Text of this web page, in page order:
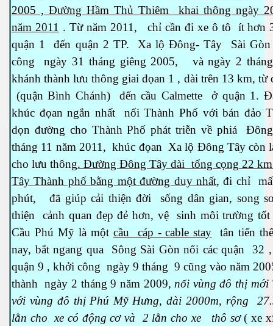
2005 , Đường Hầm Thủ Thiêm khai thông ngày
năm 2011 . Từ năm 2011, chỉ cần đi xe ô tô ít hơn
quận 1 đến quận 2 TP. Xa lộ Đông- Tây Sài Gòn
công ngày 31 tháng giêng 2005, và ngày 2
khánh thành lưu thông giai đọan 1 , dài trên 13 km, từ
(quận Bình Chánh) đến cầu Calmette ở quận 1.
khúc đọan ngắn nhất nối Thành Phố với bán đảo
dọn đường cho Thành Phố phát triễn về phiá
tháng 11 năm 2011, khúc đọan Xa lộ Đông Tây còn
cho lưu thông. Đường Đông Tây dài tổng cọng 22
Tây Thành phố bằng một đường duy nhất, đi chỉ
phút,
đã giúp cải thiện đời sống dân gian, song
thiện cảnh quan đẹp đẻ hơn, vệ sinh môi trường
Cầu Phú Mỹ là một cầu cáp - cable stay tân tiến
nay, bắt ngang qua Sông Sài Gòn nối các quận 32
quận 9 , khởi công ngày 9 tháng 9 cũng vào năm
thành ngày 2 tháng 9 năm 2009, nối vùng đô thị mới
với vùng đô thị Phú Mỹ Hưng, dài 2000m, rộng
lằn cho xe có động cơ và 2 lằn cho xe thô sơ( xe